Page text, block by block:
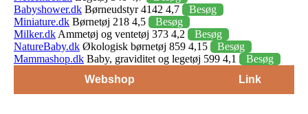
Babyshower.dk Børneudstyr 4142 4,7
Besøg
Miniature.dk Børnetøj 218 4,5
Besøg
Milker.dk Ammetøj og ventetøj 373 4,2
Besøg
NatureBaby.dk Økologisk børnetøj 859 4,15
Besøg
Mammashop.dk Baby, graviditet og legetøj 599 4,1
Besøg
Webshop
Link